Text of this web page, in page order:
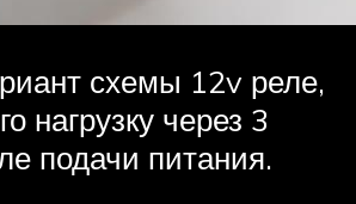
схемы 12v реле,
нагрузку через 3
подачи питания.